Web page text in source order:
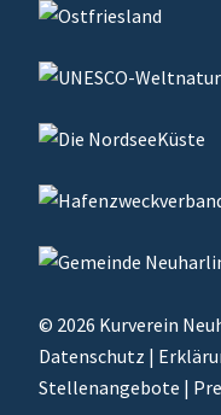
© 2026 Kurverein
Datenschutz |
Stellenangebote |